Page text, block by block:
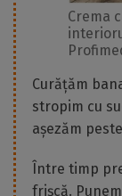
Crema
Curățăm
stropim cu
așezăm
Între timp
frișcă.